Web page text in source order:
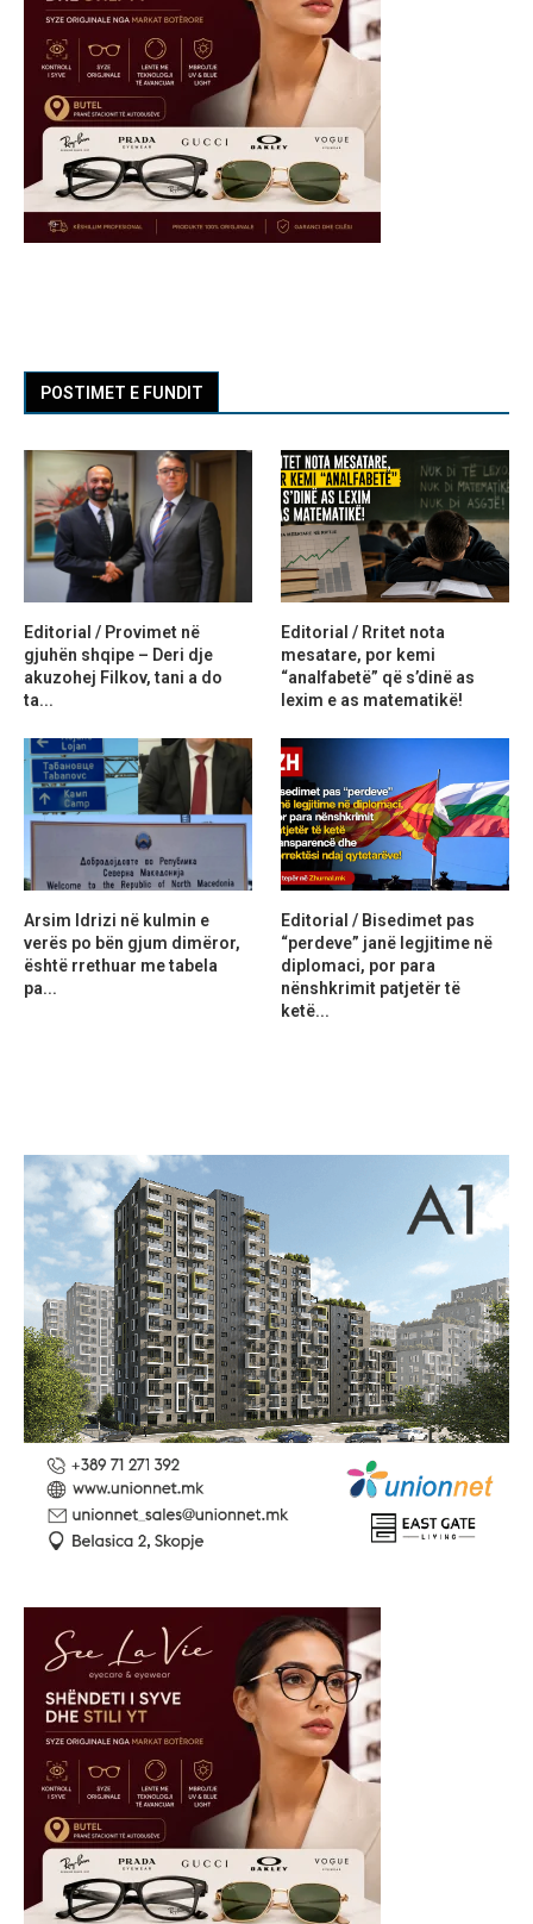
POSTIMET E FUNDIT
Editorial / Provimet në
gjuhën shqipe – Deri dje
akuzohej Filkov, tani a do
ta...
Editorial / Rritet nota
mesatare, por kemi
“analfabetë” që s’dinë as
lexim e as matematikë!
Arsim Idrizi në kulmin e
verës po bën gjum dimëror,
është rrethuar me tabela
pa...
Editorial / Bisedimet pas
“perdeve” janë legjitime në
diplomaci, por para
nënshkrimit patjetër të
ketë...